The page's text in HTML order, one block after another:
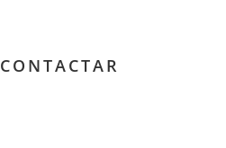
CONTACTAR